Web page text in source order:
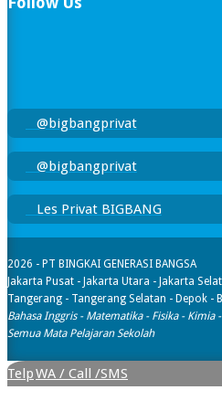
@bigbangprivat
@bigbangprivat
Les Privat BIGBANG
2026 - PT BINGKAI GENERASI BANGSA
Jakarta Pusat - Jakarta Utara - Jakarta
Tangerang - Tangerang Selatan - Depok -
Bahasa Inggris - Matematika - Fisika -
Semua Mata Pelajaran Sekolah
TelpWA / Call /SMS